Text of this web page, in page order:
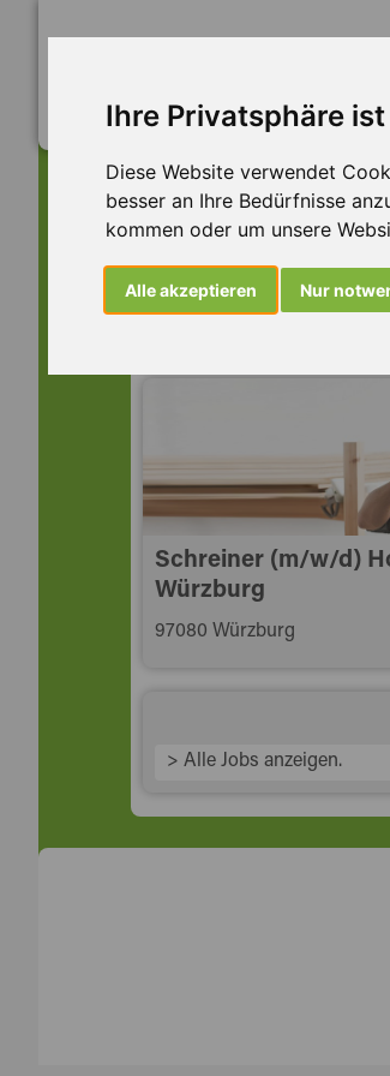
Ihre Privatsphäre
Diese Website verwendet
besser an Ihre Bedürfnisse
kommen oder um unsere
Alle akzeptieren Nur
Dieser Job
... aber vielleicht ist
Schreiner (m/w/d)
Würzburg
97080 Würzburg
> Alle Jobs anzeigen.